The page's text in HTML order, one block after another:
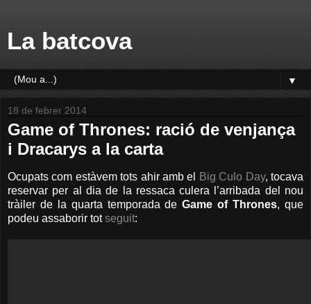
La batcova
▼
18 de febrer 2014
Game of Thrones: ració de venjança
i Dracarys a la carta
Ocupats com estàvem tots ahir amb el Big Culo Day, tocava
reservar per al dia de la ressaca culera l’arribada del nou
tràiler de la quarta temporada deGame of Thrones, que
podeu assaborir totseguit: